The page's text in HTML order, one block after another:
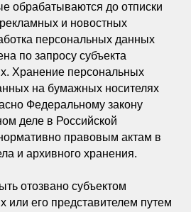
обрабатываются до отписки
и новостных
персональных данных
по запросу субъекта
Хранение персональных
на бумажных носителях
Федеральному закону
деле в Российской
правовым актам в
и архивного хранения.
отозвано субъектом
или его представителем путем